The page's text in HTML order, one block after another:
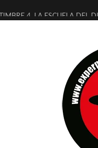
TIMBRE 4, LA ESCUELA DEL
MILITARES JUDÍAS EN #EXVITA
D’BALDOMEROS
MARSHALL FLASH
JOFRE BARDAGÍ EN EXVITA
YORCH PRESENTA [CURSO
MAGALÍ SARE NOS EXPLICA